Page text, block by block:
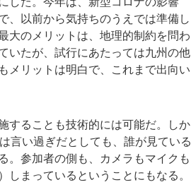
、以前から気持ちのうえでは準備し
大のメリットは、地理的制約を問わ
いたが、試行にあたっては九州の他
メリットは明白で、これまで出向い
することも技術的には可能だ。しか
言い過ぎだとしても、誰が見ている
。参加者の側も、カメラもマイクも
まっているということにもなる。